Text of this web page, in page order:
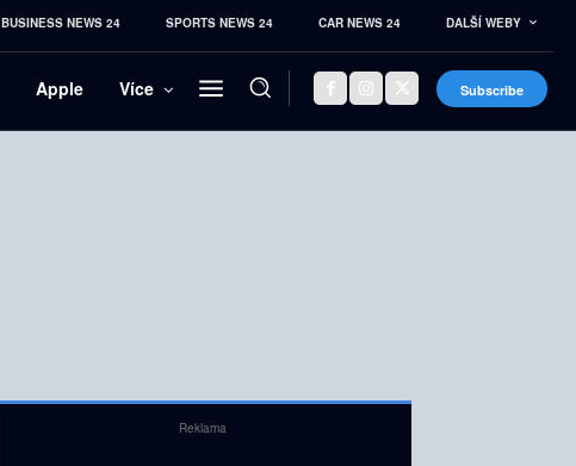
BUSINESS NEWS 24 SPORTS NEWS 24 CAR NEWS 24 DALŠÍ WEBY
Apple Více Subscribe
Reklama